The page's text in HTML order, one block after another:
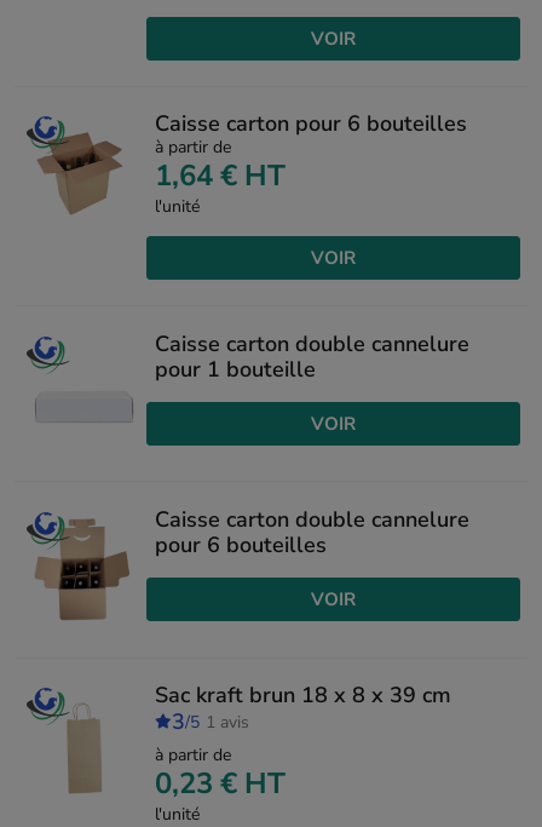
VOIR
Caisse carton pour 6 bouteilles
à partir de
1,64 € HT
l'unité
VOIR
Caisse carton double cannelure
pour 1 bouteille
VOIR
Caisse carton double cannelure
pour 6 bouteilles
VOIR
Sac kraft brun 18 x 8 x 39 cm
3/5 1 avis
à partir de
0,23 € HT
l'unité